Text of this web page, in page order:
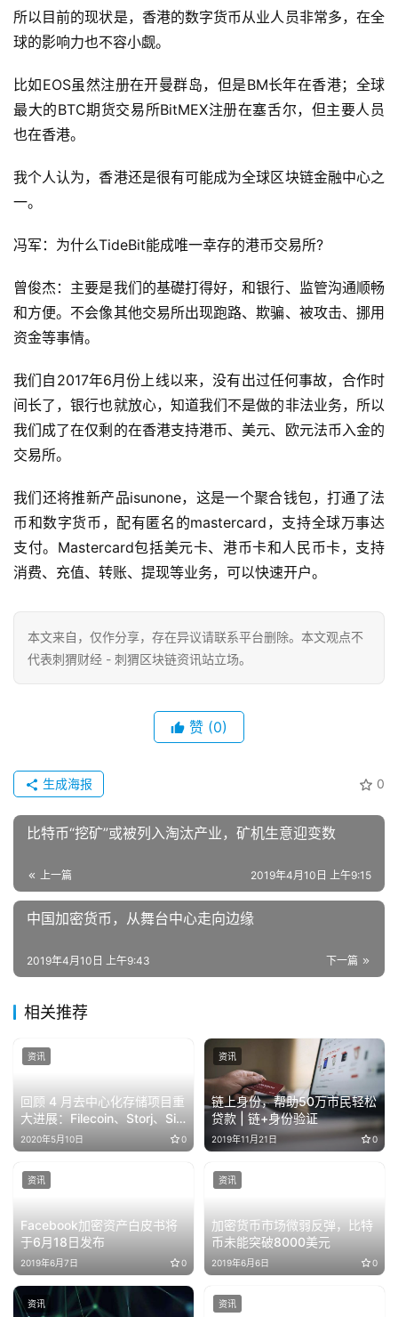
所以目前的现状是，香港的数字货币从业人员非常多，在全
球的影响力也不容小觑。
比如EOS虽然注册在开曼群岛，但是BM长年在香港；全球
最大的BTC期货交易所BitMEX注册在塞舌尔，但主要人员
也在香港。
我个人认为，香港还是很有可能成为全球区块链金融中心之
冯军：为什么TideBit能成唯一幸存的港币交易所?
曾俊杰：主要是我们的基礎打得好，和银行、监管沟通顺畅
和方便。不会像其他交易所出现跑路、欺骗、被攻击、挪用
资金等事情。
我们自2017年6月份上线以来，没有出过任何事故，合作时
间长了，银行也就放心，知道我们不是做的非法业务，所以
我们成了在仅剩的在香港支持港币、美元、欧元法币入金的
交易所。
我们还将推新产品isunone，这是一个聚合钱包，打通了法
币和数字货币，配有匿名的mastercard，支持全球万事达
支付。Mastercard包括美元卡、港币卡和人民币卡，支持
消费、充值、转账、提现等业务，可以快速开户。
本文来自
，仅作分享，存在异议请联系平台删除。本文观点不
代表刺猬财经 - 刺猬区块链资讯站立场。
赞 (0)
0
生成海报
比特币“挖矿”或被列入淘汰产业，矿机生意迎变数
上一篇 2019年4月10日 上午9:15
中国加密货币，从舞台中心走向边缘
下一篇
2019年4月10日 上午9:43
相关推荐
回顾 4 月去中心化存储项目重
大进展：Filecoin、Storj、Sia
与 Arweave
资讯
链上身份，帮助50万市民轻松
贷款 | 链+身份验证
2019年11月21日
资讯
Facebook加密资产白皮书将
于6月18日发布
资讯
加密货币市场微弱反弹，比特
币未能突破8000美元
资讯
资讯